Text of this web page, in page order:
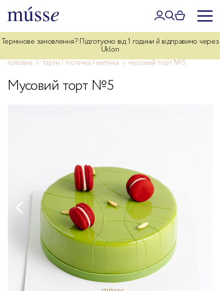
Дбайлива доставка власним курʼєром по Києву — 340 грн. Для
замовлень від 5 000 грн — безкоштовно.
Термінове замовлення? Підготуємо від 1 години й відправимо через
Uklon
головна тарти | тістечка | випічка мусовий торт №5
Мусовий торт №5